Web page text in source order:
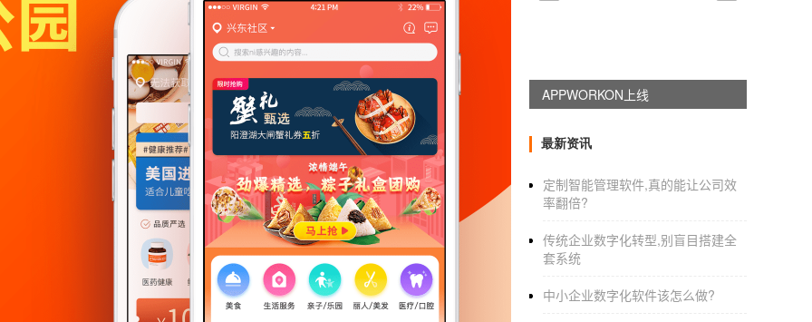
对于大多数人来说，小程序，开发是一件非常
发成本，通常在几万到几十万之间，项目相
那么，不会编程的人真的对开发和小程序？没
当然，答案是否定的，通过免编程制作系统
APPWORKON上线
最新资讯
定制智能管理软件,真的能让公司效
率翻倍?
传统企业数字化转型,别盲目搭建全
套系统
中小企业数字化软件该怎么做?